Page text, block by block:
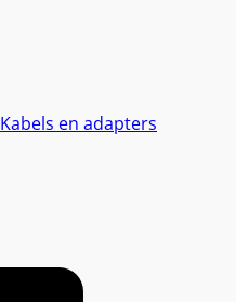
Kabels en adapters